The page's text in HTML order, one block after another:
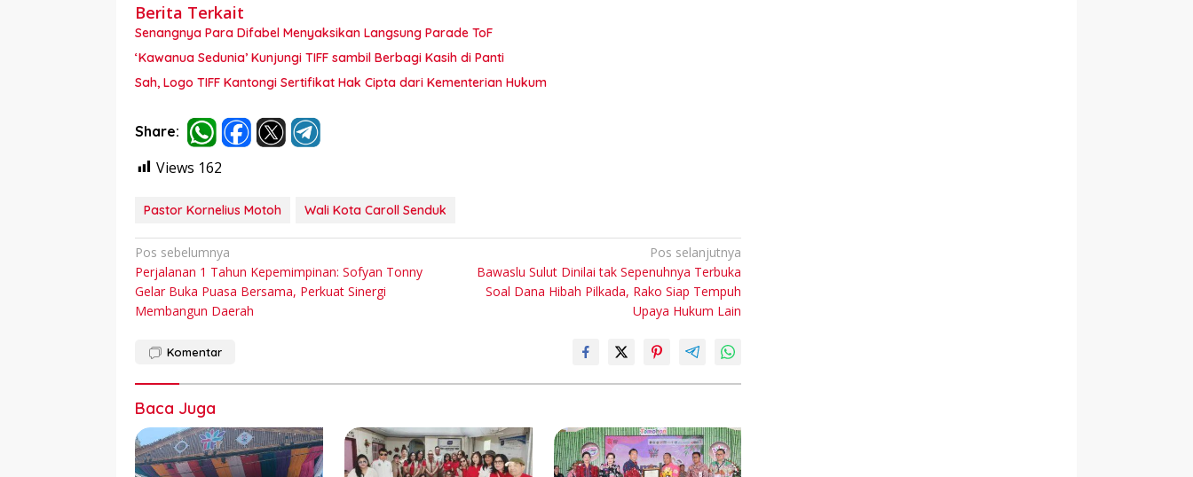
Berita Terkait
Senangnya Para Difabel Menyaksikan Langsung Parade ToF
‘Kawanua Sedunia’ Kunjungi TIFF sambil Berbagi Kasih di Panti
Sah, Logo TIFF Kantongi Sertifikat Hak Cipta dari Kementerian Hukum
Share:
Views 162
Pastor Kornelius Motoh Wali Kota Caroll Senduk
Navigasi
pos
Pos sebelumnya
Perjalanan 1 Tahun Kepemimpinan: Sofyan Tonny
Gelar Buka Puasa Bersama, Perkuat Sinergi
Membangun Daerah
Pos selanjutnya
Bawaslu Sulut Dinilai tak Sepenuhnya Terbuka
Soal Dana Hibah Pilkada, Rako Siap Tempuh
Upaya Hukum Lain
Komentar
Baca Juga